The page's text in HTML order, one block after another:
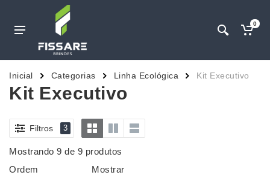
0
Inicial Categorias Linha Ecológica Kit Executivo
Kit Executivo
Filtros 3
Mostrando 9 de 9 produtos
Ordem
Mostrar